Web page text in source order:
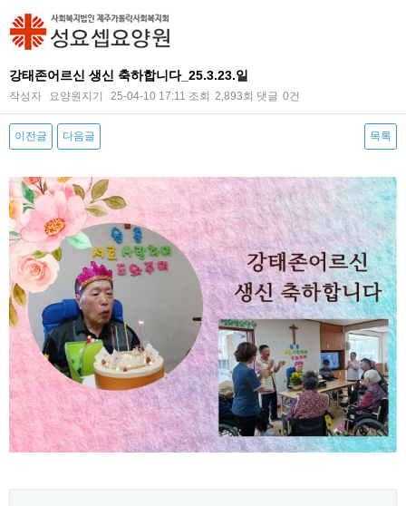
강태존어르신 생신 축하합니다_25.3.23.일
작성자 요양원지기 25-04-10 17:11 조회 2,893회 댓글 0건
이전글 다음글 목록
본문